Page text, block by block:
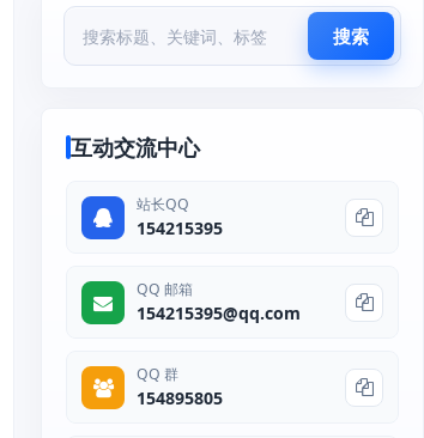
搜索
互动交流中心
站长QQ
154215395
QQ 邮箱
154215395@qq.com
QQ 群
154895805